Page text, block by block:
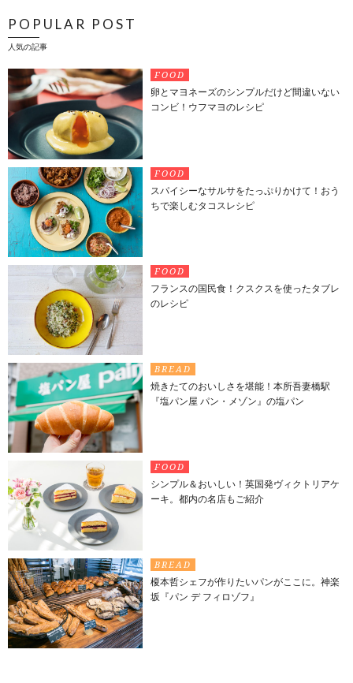
POPULAR POST
人気の記事
FOOD
卵とマヨネーズのシンプルだけど間違いない
コンビ！ウフマヨのレシピ
FOOD
スパイシーなサルサをたっぷりかけて！おう
ちで楽しむタコスレシピ
FOOD
フランスの国民食！クスクスを使ったタブレ
のレシピ
BREAD
焼きたてのおいしさを堪能！本所吾妻橋駅
『塩パン屋 パン・メゾン』の塩パン
FOOD
シンプル＆おいしい！英国発ヴィクトリアケ
ーキ。都内の名店もご紹介
BREAD
榎本哲シェフが作りたいパンがここに。神楽
坂『パン デ フィロゾフ』